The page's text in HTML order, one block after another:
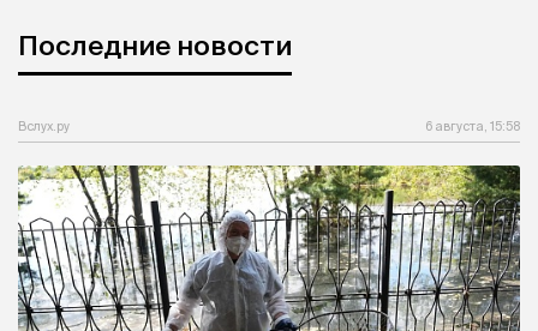
Последние новости
Вслух.ру 6 августа, 15:58